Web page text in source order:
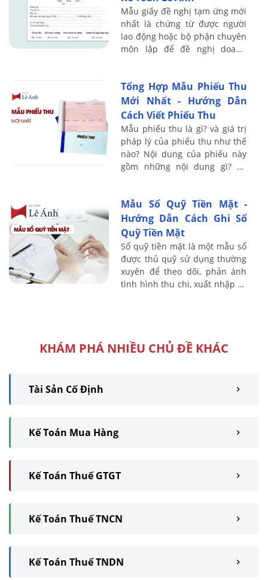
Mẫu giấy đề nghị tạm ứng mới
nhất là chứng từ được người
lao động hoặc bộ phận chuyên
môn lập để đề nghị doanh
hàng hóa, vật ...
Tổng Hợp Mẫu Phiếu Thu
Mới Nhất - Hướng Dẫn
Cách Viết Phiếu Thu
Mẫu phiếu thu là gì? và giá trị
pháp lý của phiếu thu như thế
nào? Nội dung của phiếu này
gồm những nội dung gì? Và
nghiệp của ...
Mẫu Sổ Quỹ Tiền Mặt -
Hướng Dẫn Cách Ghi Sổ
Quỹ Tiền Mặt
Sổ quỹ tiền mặt là một mẫu sổ
được thủ quỹ sử dụng thường
xuyên để theo dõi, phản ánh
tình hình thu chi, xuất nhập và
KHÁM PHÁ NHIỀU CHỦ ĐỀ KHÁC
Tài Sản Cố Định
Kế Toán Mua Hàng
Kế Toán Thuế GTGT
Kế Toán Thuế TNCN
Kế Toán Thuế TNDN